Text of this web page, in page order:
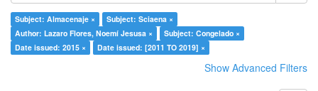
Subject: Almacenaje ×
Subject: Sciaena ×
Author: Lazaro Flores, Noemí Jesusa ×
Subject: Congelado ×
Date issued: 2015 ×
Date issued: [2011 TO 2019] ×
Show Advanced Filters